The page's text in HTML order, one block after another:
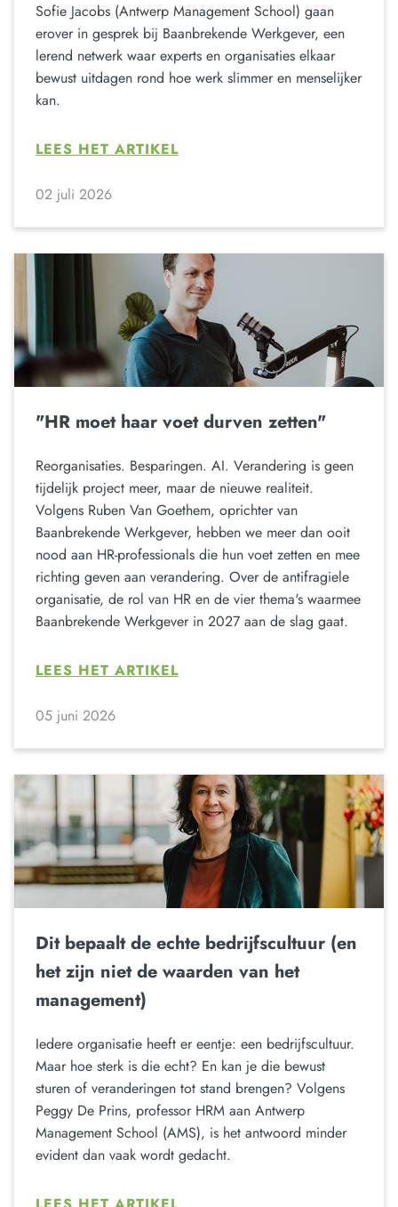
Sofie Jacobs (Antwerp Management School) gaan
erover in gesprek bij Baanbrekende Werkgever, een
lerend netwerk waar experts en organisaties elkaar
bewust uitdagen rond hoe werk slimmer en menselijker
kan.
LEES HET ARTIKEL
02 juli 2026
"HR moet haar voet durven zetten"
Reorganisaties. Besparingen. AI. Verandering is geen
tijdelijk project meer, maar de nieuwe realiteit.
Volgens Ruben Van Goethem, oprichter van
Baanbrekende Werkgever, hebben we meer dan ooit
nood aan HR-professionals die hun voet zetten en mee
richting geven aan verandering. Over de antifragiele
organisatie, de rol van HR en de vier thema's waarmee
Baanbrekende Werkgever in 2027 aan de slag gaat.
LEES HET ARTIKEL
05 juni 2026
Dit bepaalt de echte bedrijfscultuur (en
het zijn niet de waarden van het
management)
Iedere organisatie heeft er eentje: een bedrijfscultuur.
Maar hoe sterk is die echt? En kan je die bewust
sturen of veranderingen tot stand brengen? Volgens
Peggy De Prins, professor HRM aan Antwerp
Management School (AMS), is het antwoord minder
evident dan vaak wordt gedacht.